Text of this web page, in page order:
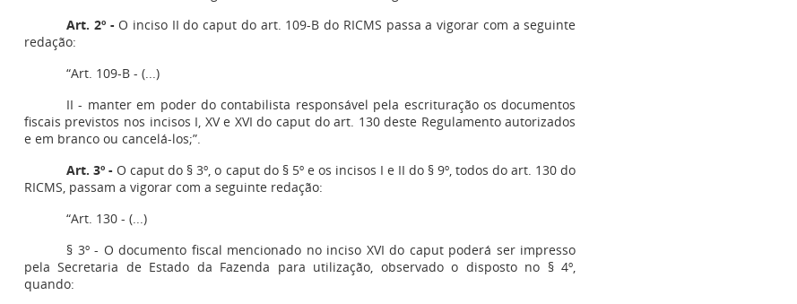
Art. 2º - O inciso II do caput do art. 109-B do RICMS passa a vigorar com a seguinte
redação:
“Art. 109-B - (...)
II - manter em poder do contabilista responsável pela escrituração os documentos
fiscais previstos nos incisos I, XV e XVI do caput do art. 130 deste Regulamento autorizados
e em branco ou cancelá-los;”.
Art. 3º - O caput do § 3º, o caput do § 5º e os incisos I e II do § 9º, todos do art. 130 do
RICMS, passam a vigorar com a seguinte redação:
“Art. 130 - (...)
§ 3º - O documento fiscal mencionado no inciso XVI do caput poderá ser impresso
pela Secretaria de Estado da Fazenda para utilização, observado o disposto no § 4º,
quando: